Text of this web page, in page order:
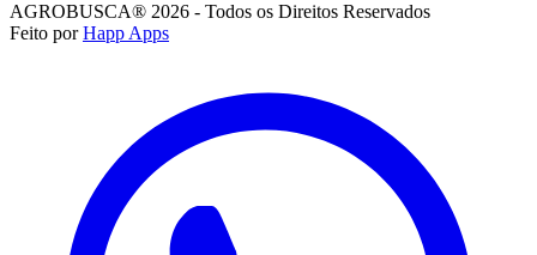
AGROBUSCA® 2026 - Todos os Direitos Reservados
Feito por Happ Apps